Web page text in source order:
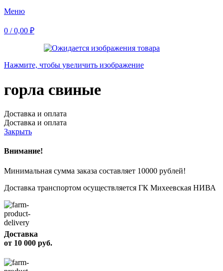
Меню
0 / 0,00 ₽
Нажмите, чтобы увеличить изображение
горла свиные
Доставка и оплата
Доставка и оплата
Закрыть
Внимание!
Минимальная сумма заказа составляет 10000 рублей!
Доставка транспортом осуществляется ГК Михеевская НИВА
Доставка
от 10 000 руб.